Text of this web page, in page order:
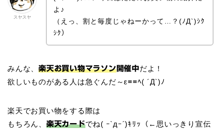
スヤスヤ
よ♪
（えっ、割と毎度じゃねーかって…？(ﾉД`)ｼｸ
ｼｸ）
みんな、楽天お買い物マラソン開催中だよ！
欲しいものがある人は急ぐんだ～ε≡≡ﾍ( ´Д`)ﾉ
楽天でお買い物をする際は
もちろん、 楽天カードでね( ｰ`дｰ´)ｷﾘｯ（←思いっきり宣伝